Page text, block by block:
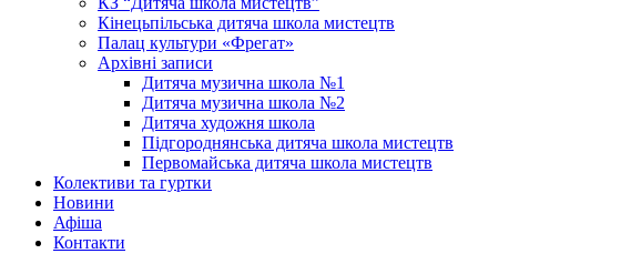
Кінецьпільська дитяча школа мистецтв
Палац культури «Фрегат»
Архівні записи
Дитяча музична школа №1
Дитяча музична школа №2
Дитяча художня школа
Підгороднянська дитяча школа мистецтв
Первомайська дитяча школа мистецтв
Колективи та гуртки
Новини
Афіша
Контакти